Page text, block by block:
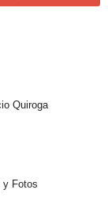
Quiroga
y Fotos